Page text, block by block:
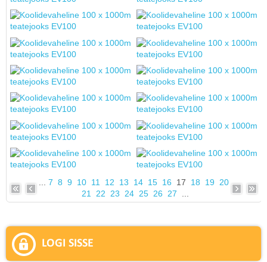
...7 8 9 10 11 12 13 14 15 16 17 18 19
20
21
22 23 24 25 26 27
LOGI SISSE